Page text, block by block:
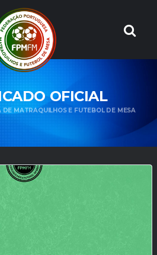
OFICIAL
DE MATRAQUILHOS E FUTEBOL DE MESA